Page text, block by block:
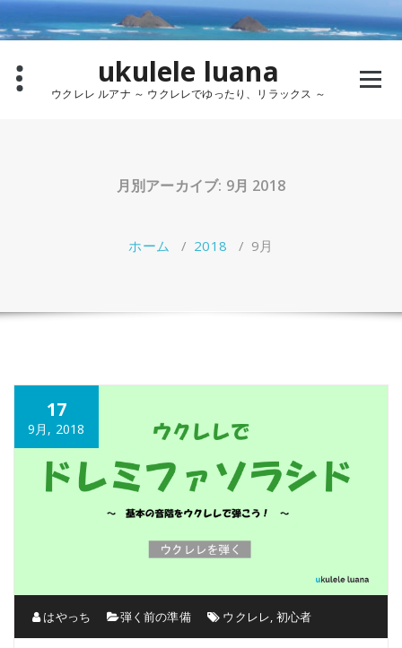
コ
ン
テ
ukulele luana
ウクレレ ルアナ ～ ウクレレでゆったり、リラックス ～
月別アーカイブ: 9月 2018
ホーム / 2018 / 9月
17
9月, 2018
はやっち 弾く前の準備 ウクレレ, 初心者